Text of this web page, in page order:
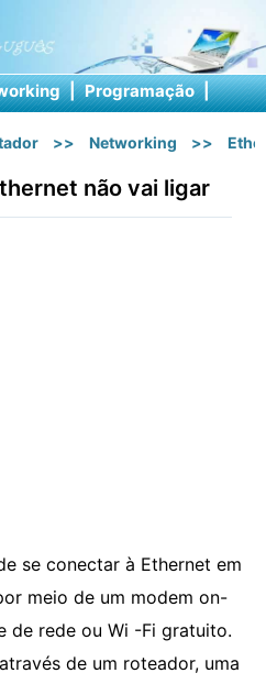
| Programação |
>> Networking >>
não vai ligar
se conectar à Ethernet em
meio de um modem on-
de rede ou Wi -Fi gratuito.
de um roteador, uma